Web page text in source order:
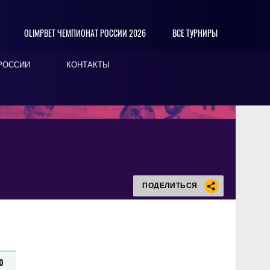
OLIMPBET ЧЕМПИОНАТ РОССИИ 2026 ВСЕ ТУРНИРЫ
КОНТАКТЫ
ПОДЕЛИТЬСЯ